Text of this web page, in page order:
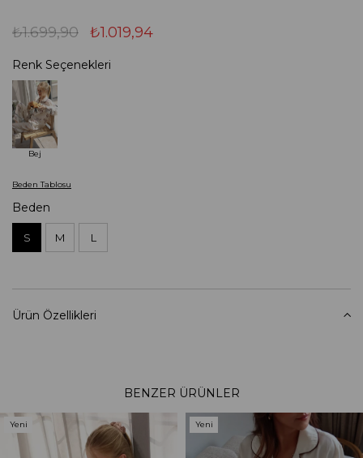
₺1.699,90 ₺1.019,94
Renk Seçenekleri
Bej
Beden Tablosu
Beden
S M L
Ürün Özellikleri
BENZER ÜRÜNLER
Yeni
Ürün
Yeni